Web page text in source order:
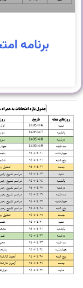
برنامه